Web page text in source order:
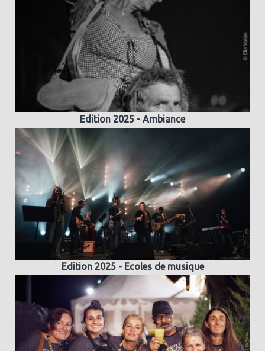
Edition 2025 - Ambiance
Edition 2025 - Ecoles de musique